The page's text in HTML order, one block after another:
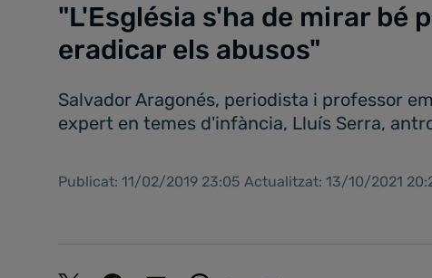
"L'Església s'ha de mirar bé
eradicar els abusos"
Salvador Aragonés, periodista i professor
expert en temes d'infància, Lluís Serra,
Publicat: 11/02/2019 23:05 Actualitzat: 13/10/2021